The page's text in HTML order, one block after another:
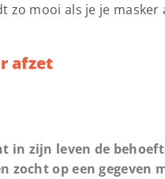
zo mooi als je je masker
afzet
in zijn leven de
zocht op een